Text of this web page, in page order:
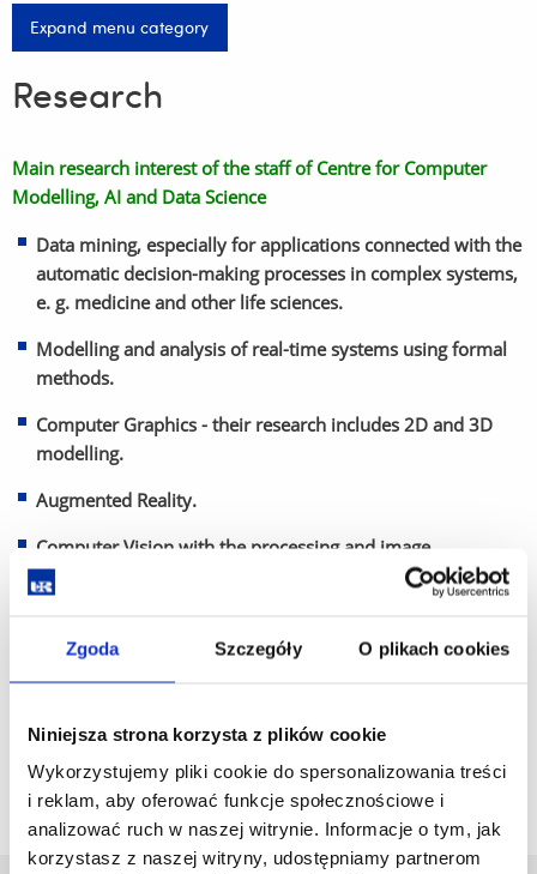
Zgoda Szczegóły O plikach cookies
Niniejsza strona korzysta z plików cookie
Wykorzystujemy pliki cookie do spersonalizowania treści
i reklam, aby oferować funkcje społecznościowe i
analizować ruch w naszej witrynie. Informacje o tym, jak
korzystasz z naszej witryny, udostępniamy partnerom
Expand menu category
Research
Main research interest of the staff of Centre for Computer
Modelling, AI and Data Science
Data mining, especially for applications connected with the
automatic decision-making processes in complex systems,
e. g. medicine and other life sciences.
Modelling and analysis of real-time systems using formal
methods.
Computer Graphics - their research includes 2D and 3D
modelling.
Augmented Reality.
Computer Vision with the processing and image
recognition and action in vision systems.
consumption.